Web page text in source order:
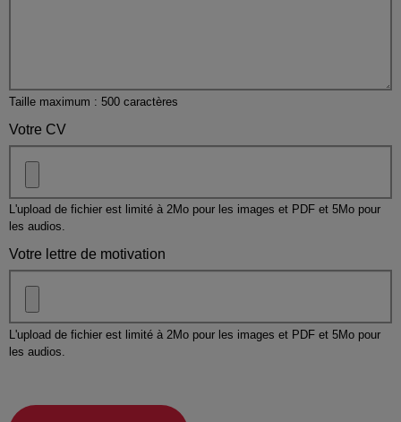
Taille maximum : 500 caractères
Votre CV
L'upload de fichier est limité à 2Mo pour les images et PDF et 5Mo pour
les audios.
Votre lettre de motivation
L'upload de fichier est limité à 2Mo pour les images et PDF et 5Mo pour
les audios.